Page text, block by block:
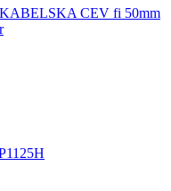
CEV fi 50mm